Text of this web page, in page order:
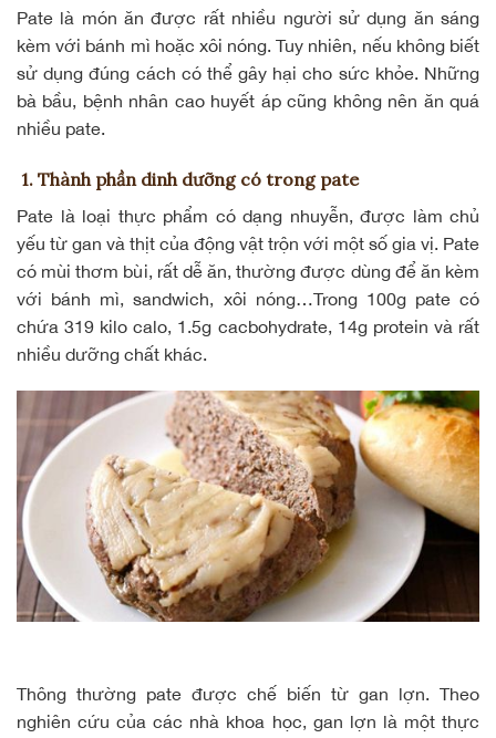
Pate là món ăn được rất nhiều người sử dụng ăn sáng
kèm với bánh mì hoặc xôi nóng. Tuy nhiên, nếu không biết
sử dụng đúng cách có thể gây hại cho sức khỏe. Những
bà bầu, bệnh nhân cao huyết áp cũng không nên ăn quá
nhiều pate.
1. Thành phần dinh dưỡng có trong pate
Pate là loại thực phẩm có dạng nhuyễn, được làm chủ
yếu từ gan và thịt của động vật trộn với một số gia vị. Pate
có mùi thơm bùi, rất dễ ăn, thường được dùng để ăn kèm
với bánh mì, sandwich, xôi nóng…Trong 100g pate có
chứa 319 kilo calo, 1.5g cacbohydrate, 14g protein và rất
nhiều dưỡng chất khác.
Thông thường pate được chế biến từ gan lợn. Theo
nghiên cứu của các nhà khoa học, gan lợn là một thực